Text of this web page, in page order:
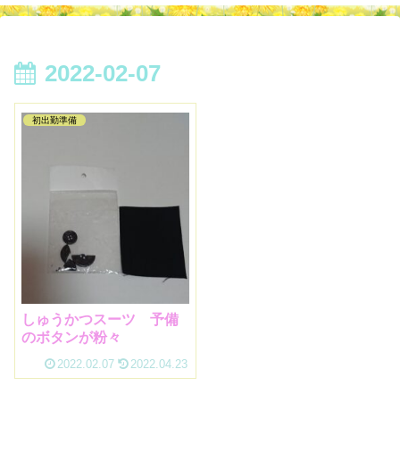
2022-02-07
初出勤準備
しゅうかつスーツ 予備
のボタンが粉々
2022.02.07 2022.04.23